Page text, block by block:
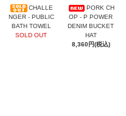
CHALLE
NGER - PUBLIC
BATH TOWEL
SOLD OUT
PORK CH
OP - P POWER
DENIM BUCKET
HAT
8,360円(税込)